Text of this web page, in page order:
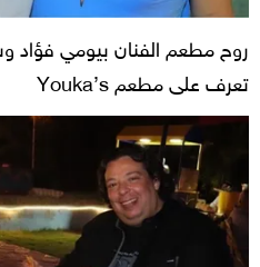
روح مطعم الفنان بيومي
تعرف على مطعم Youka’s